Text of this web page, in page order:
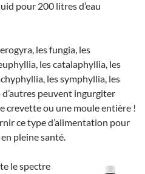
pour 200 litres d’eau
les fungia, les
les catalaphyllia, les
les symphyllia, les
peuvent ingurgiter
crevette ou une moule entière !
ce type d’alimentation pour
pleine santé.
le spectre